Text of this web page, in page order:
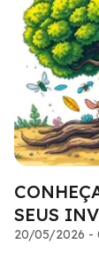
SEUS
20/05/2026 -